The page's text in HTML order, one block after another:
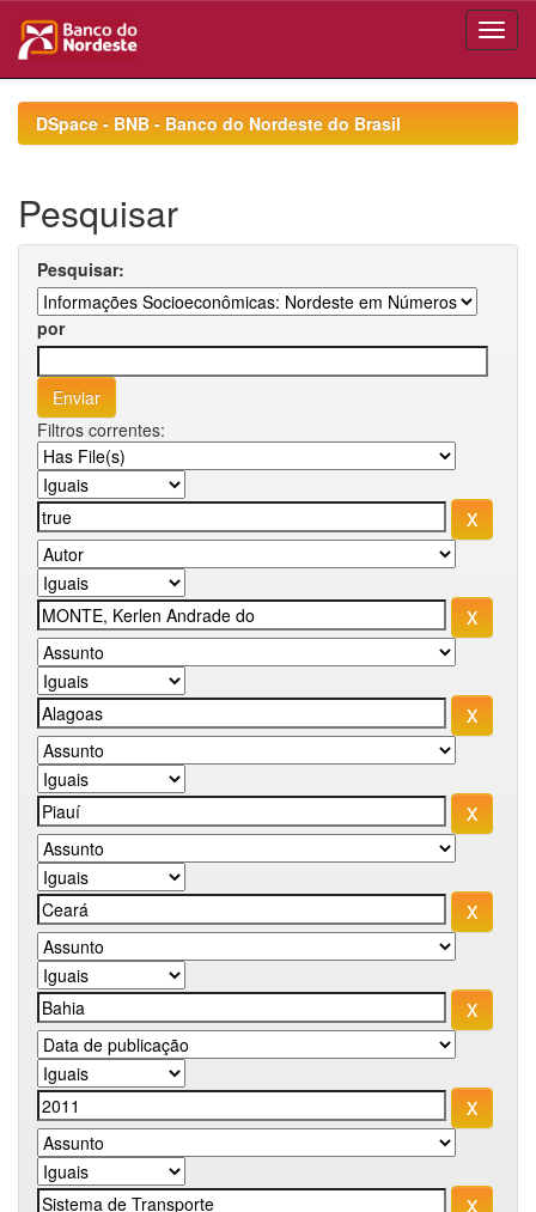
navigationDSpace - BNB - Banco do Nordeste do Brasil
Pesquisar
Pesquisar:
por
Filtros correntes: